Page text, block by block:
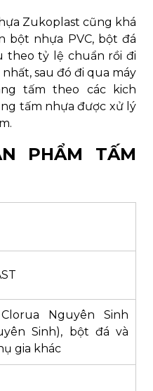
Zukoplast cũng khá
bột nhựa PVC, bột đá
theo tỷ lệ chuẩn rồi đi
sau đó đi qua máy
tấm theo các kich
tấm nhựa được xử lý
PHẨM TẤM
Nguyên Sinh
Sinh), bột đá và
gia khác